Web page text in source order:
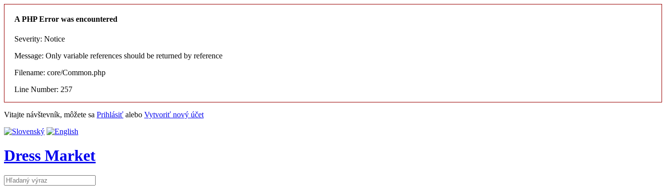
A PHP Error was encountered
Severity: Notice
Message: Only variable references should be returned by reference
Filename: core/Common.php
Line Number: 257
Vitajte návštevník, môžete sa Prihlásiť alebo Vytvoriť nový účet
Dress Market